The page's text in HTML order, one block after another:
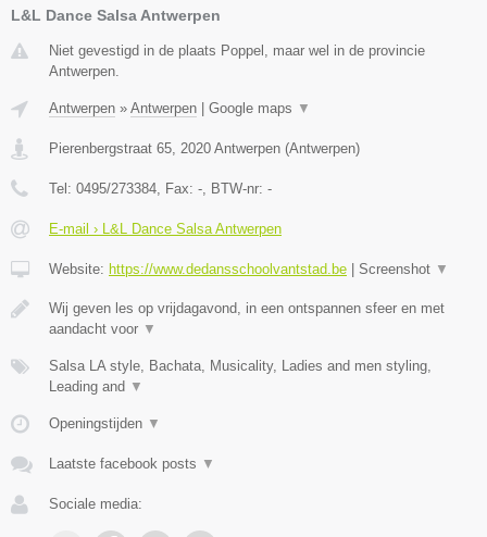
L&L Dance Salsa Antwerpen
Niet gevestigd in de plaats Poppel, maar wel in de provincie
Antwerpen.
Antwerpen » Antwerpen Google maps ▼
Pierenbergstraat 65, 2020 Antwerpen (Antwerpen)
Tel: 0495/273384, Fax: -, BTW-nr: -
E-mail › L&L Dance Salsa Antwerpen
Website: https://www.dedansschoolvantstad.be Screenshot ▼
Wij geven les op vrijdagavond, in een ontspannen sfeer en met
aandacht voor ▼
Salsa LA style, Bachata, Musicality, Ladies and men styling,
Leading and ▼
Openingstijden ▼
Laatste facebook posts ▼
Sociale media: